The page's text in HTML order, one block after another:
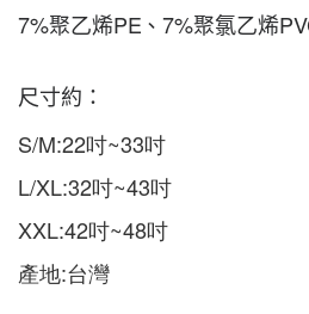
7%聚乙烯PE、7%聚氯乙烯
尺寸約：
S/M:22吋~33吋
L/XL:32吋~43吋
XXL:42吋~48吋
產地:台灣